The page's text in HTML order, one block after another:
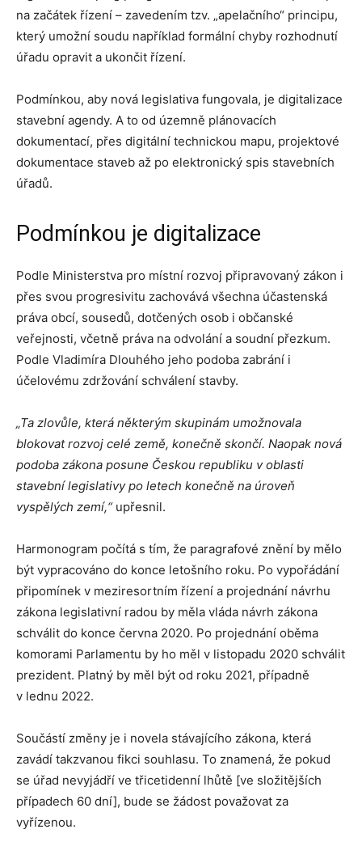
na začátek řízení – zavedením tzv. „apelačního“ principu,
který umožní soudu například formální chyby rozhodnutí
úřadu opravit a ukončit řízení.
Podmínkou, aby nová legislativa fungovala, je digitalizace
stavební agendy. A to od územně plánovacích
dokumentací, přes digitální technickou mapu, projektové
dokumentace staveb až po elektronický spis stavebních
úřadů.
Podmínkou je digitalizace
Podle Ministerstva pro místní rozvoj připravovaný zákon i
přes svou progresivitu zachovává všechna účastenská
práva obcí, sousedů, dotčených osob i občanské
veřejnosti, včetně práva na odvolání a soudní přezkum.
Podle Vladimíra Dlouhého jeho podoba zabrání i
účelovému zdržování schválení stavby.
„Ta zlovůle, která některým skupinám umožnovala
blokovat rozvoj celé země, konečně skončí. Naopak nová
podoba zákona posune Českou republiku v oblasti
stavební legislativy po letech konečně na úroveň
vyspělých zemí,“ upřesnil.
Harmonogram počítá s tím, že paragrafové znění by mělo
být vypracováno do konce letošního roku. Po vypořádání
připomínek v meziresortním řízení a projednání návrhu
zákona legislativní radou by měla vláda návrh zákona
schválit do konce června 2020. Po projednání oběma
komorami Parlamentu by ho měl v listopadu 2020 schválit
prezident. Platný by měl být od roku 2021, případně
v lednu 2022.
Součástí změny je i novela stávajícího zákona, která
zavádí takzvanou fikci souhlasu. To znamená, že pokud
se úřad nevyjádří ve třicetidenní lhůtě [ve složitějších
případech 60 dní], bude se žádost považovat za
vyřízenou.